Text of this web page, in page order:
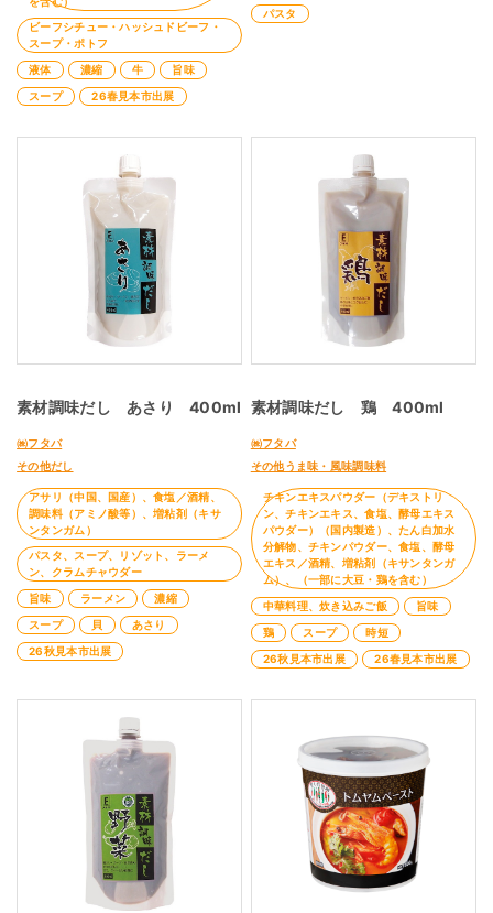
ビーフシチュー・ハッシュドビーフ・
スープ・ポトフ
液体
濃縮 牛
旨味
スープ
26春見本市出展
パスタ
素材調味だし あさり 400ml
㈱フタバ
その他だし
アサリ（中国、国産）、食塩／酒精、
調味料（アミノ酸等）、増粘剤（キサ
ンタンガム）
パスタ、スープ、リゾット、ラーメ
ン、クラムチャウダー
旨味
ラーメン
濃縮
スープ
貝
あさり
26秋見本市出展
素材調味だし 鶏 400ml
㈱フタバ
その他うま味・風味調味料
チキンエキスパウダー（デキストリ
ン、チキンエキス、食塩、酵母エキス
パウダー）（国内製造）、たん白加水
分解物、チキンパウダー、食塩、酵母
エキス／酒精、増粘剤（キサンタンガ
ム）、（一部に大豆・鶏を含む）
中華料理、炊き込みご飯
旨味
鶏
スープ
時短
26秋見本市出展
26春見本市出展